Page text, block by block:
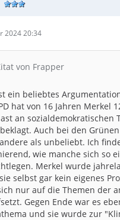
2024 20:34
von Frapper
ein beliebtes
hat von 16 Jahren Merkel
an sozialdemokratischen
Auch bei den
als unbeliebt. Ich
wie manche sich so
Merkel wurde
selbst gar kein eigenes
nur auf die Themen der
Gegen Ende war es
und sie wurde zur